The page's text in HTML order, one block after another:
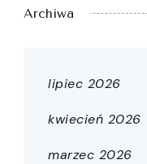
Archiwa
lipiec 2026
kwiecień 2026
marzec 2026